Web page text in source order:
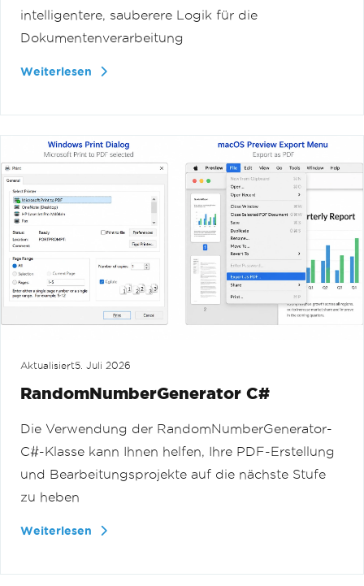
intelligentere, sauberere Logik für die
Dokumentenverarbeitung
Weiterlesen
Aktualisiert5. Juli 2026
RandomNumberGenerator C#
Die Verwendung der RandomNumberGenerator-
C#-Klasse kann Ihnen helfen, Ihre PDF-Erstellung
und Bearbeitungsprojekte auf die nächste Stufe
zu heben
Weiterlesen